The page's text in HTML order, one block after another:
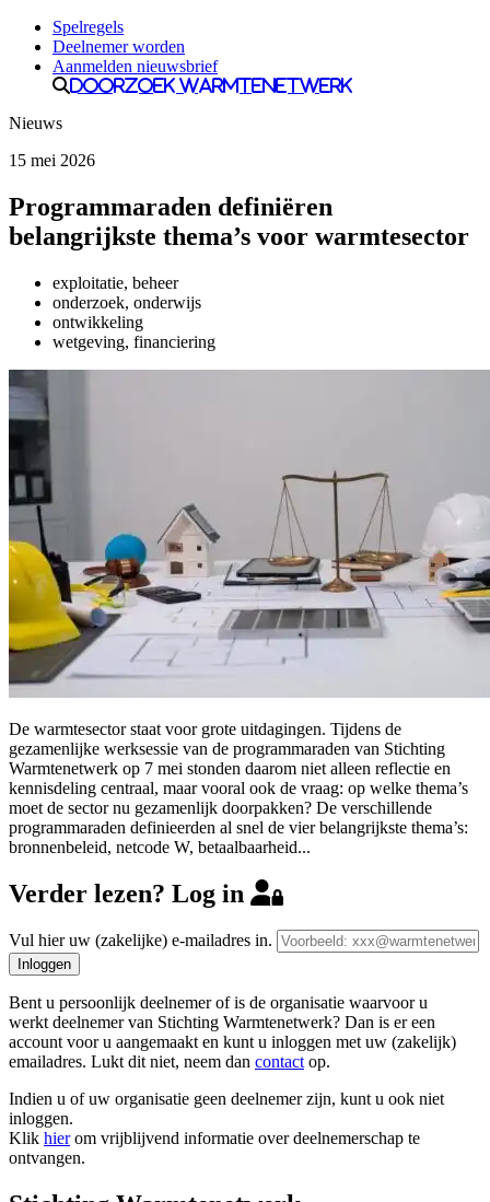
Spelregels
Deelnemer worden
Aanmelden nieuwsbrief
Doorzoek Warmtenetwerk
Nieuws
15 mei 2026
Programmaraden definiëren
belangrijkste thema’s voor warmtesector
exploitatie, beheer
onderzoek, onderwijs
ontwikkeling
wetgeving, financiering
De warmtesector staat voor grote uitdagingen. Tijdens de
gezamenlijke werksessie van de programmaraden van Stichting
Warmtenetwerk op 7 mei stonden daarom niet alleen reflectie en
kennisdeling centraal, maar vooral ook de vraag: op welke thema’s
moet de sector nu gezamenlijk doorpakken? De verschillende
programmaraden definieerden al snel de vier belangrijkste thema’s:
bronnenbeleid, netcode W, betaalbaarheid...
Verder lezen? Log in
Vul hier uw (zakelijke) e-mailadres in.
Inloggen
Bent u persoonlijk deelnemer of is de organisatie waarvoor u
werkt deelnemer van Stichting Warmtenetwerk? Dan is er een
account voor u aangemaakt en kunt u inloggen met uw (zakelijk)
emailadres. Lukt dit niet, neem dan contactop.
Indien u of uw organisatie geen deelnemer zijn, kunt u ook niet
inloggen.
Klik hierom vrijblijvend informatie over deelnemerschap te
ontvangen.